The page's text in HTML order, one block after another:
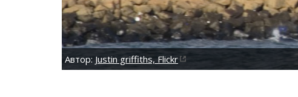
Автор: Justin griffiths, Flickr